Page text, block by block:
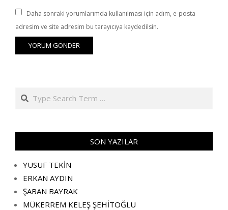
Daha sonraki yorumlarımda kullanılması için adım, e-posta
adresim ve site adresim bu tarayıcıya kaydedilsin.
Search
SON YAZILAR
YUSUF TEKİN
ERKAN AYDIN
ŞABAN BAYRAK
MÜKERREM KELEŞ ŞEHİTOĞLU